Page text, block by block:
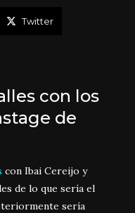
Twitter
con los
de
con Ibai Cereijo y
de lo que sería el
sería